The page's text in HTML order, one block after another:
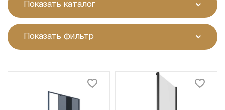
Показать каталог
Показать фильтр